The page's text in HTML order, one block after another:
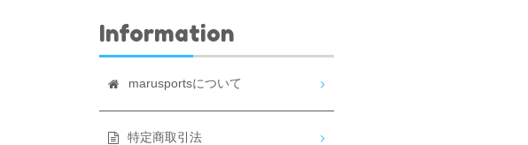
Information
marusportsについて
特定商取引法